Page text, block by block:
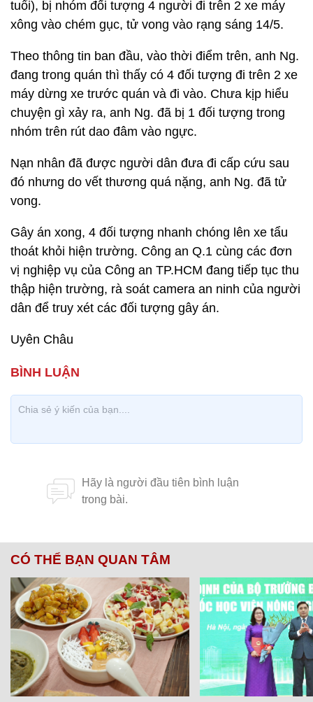
tuổi), bị nhóm đối tượng 4 người đi trên 2 xe máy
xông vào chém gục, tử vong vào rạng sáng 14/5.
Theo thông tin ban đầu, vào thời điểm trên, anh Ng.
đang trong quán thì thấy có 4 đối tượng đi trên 2 xe
máy dừng xe trước quán và đi vào. Chưa kịp hiểu
chuyện gì xảy ra, anh Ng. đã bị 1 đối tượng trong
nhóm trên rút dao đâm vào ngực.
Nạn nhân đã được người dân đưa đi cấp cứu sau
đó nhưng do vết thương quá nặng, anh Ng. đã tử
vong.
Gây án xong, 4 đối tượng nhanh chóng lên xe tẩu
thoát khỏi hiện trường. Công an Q.1 cùng các đơn
vị nghiệp vụ của Công an TP.HCM đang tiếp tục thu
thập hiện trường, rà soát camera an ninh của người
dân để truy xét các đối tượng gây án.
Uyên Châu
CÓ THỂ BẠN QUAN TÂM